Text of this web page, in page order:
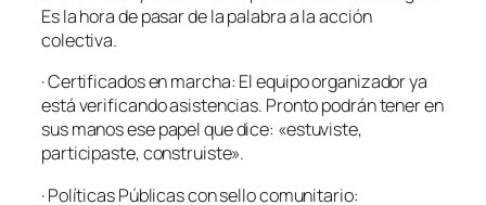
Es la hora de pasar de la palabra a la acción
colectiva.
· Certificados en marcha: El equipo organizador ya
está verificando asistencias. Pronto podrán tener en
sus manos ese papel que dice: «estuviste,
participaste, construiste».
· Políticas Públicas con sello comunitario: